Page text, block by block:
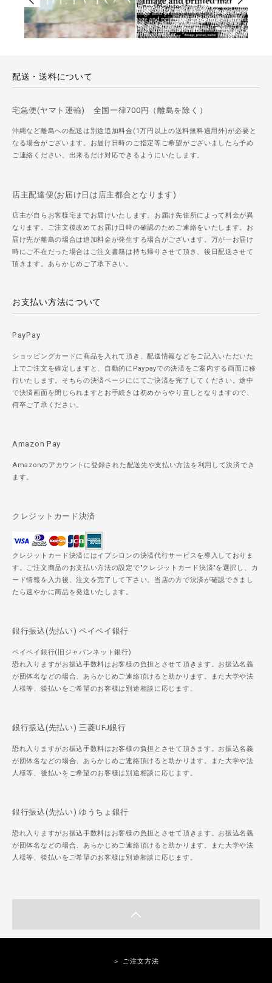
配送・送料について
宅急便(ヤマト運輸) 全国一律700円（離島を除く）
沖縄など離島への配送は別途追加料金(1万円以上の送料無料適用外)が必要と
なる場合がございます。お届け日時のご指定等ご希望がございましたら予め
ご連絡ください。出来るだけ対応できるようにいたします。
店主配達便(お届け日は店主都合となります)
店主が自らお客様宅までお届けいたします。お届け先住所によって料金が異
なります。ご注文後改めてお届け日時の確認のためご連絡をいたします。お
届け先が離島の場合は追加料金が発生する場合がございます。万が一お届け
時にご不在だった場合はご注文書籍は持ち帰りさせて頂き、後日配送させて
頂きます。あらかじめご了承下さい。
お支払い方法について
PayPay
ショッピングカードに商品を入れて頂き、配送情報などをご記入いただいた
上でご注文を確定しますと、自動的にPaypayでの決済をご案内する画面に移
行いたします。そちらの決済ページににてご決済を完了してください。途中
で決済画面を閉じられますとお手続きは初めからやり直しとなりますので、
何卒ご了承ください。
Amazon Pay
Amazonのアカウントに登録された配送先や支払い方法を利用して決済でき
ます。
クレジットカード決済
クレジットカード決済にはイプシロンの決済代行サービスを導入しておりま
す。ご注文商品のお支払い方法の設定で"クレジットカード決済"を選択し、カ
ード情報を入力後、注文を完了して下さい。当店の方で決済が確認できまし
たら速やかに商品を発送いたします。
銀行振込(先払い) ペイペイ銀行
ペイペイ銀行(旧ジャパンネット銀行)
恐れ入りますがお振込手数料はお客様の負担とさせて頂きます。お振込名義
が団体名などの場合、あらかじめご連絡頂けると助かります。また大学や法
人様等、後払いをご希望のお客様は別途相談に応じます。
銀行振込(先払い) 三菱UFJ銀行
恐れ入りますがお振込手数料はお客様の負担とさせて頂きます。お振込名義
が団体名などの場合、あらかじめご連絡頂けると助かります。また大学や法
人様等、後払いをご希望のお客様は別途相談に応じます。
銀行振込(先払い) ゆうちょ銀行
恐れ入りますがお振込手数料はお客様の負担とさせて頂きます。お振込名義
が団体名などの場合、あらかじめご連絡頂けると助かります。また大学や法
人様等、後払いをご希望のお客様は別途相談に応じます。
＞ ご注文方法